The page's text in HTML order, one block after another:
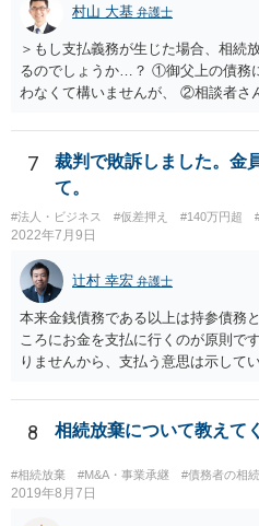
村山 大基 弁護士
＞もし支払義務が生じた場合、相続
るのでしょうか…？ ①御父上の債務
わなくて構いませんが、 ②相談者さ
いないので何とも言えません。 そも
印鑑証明まで用意して推定相続人に
がします。 もし何らかの義務を相続
します。
7
裁判で敗訴しました。金
て。
#法人・ビジネス #仮差押え #140万円超
2022年7月9日
辻村 幸宏 弁護士
本来金銭債務である以上は持参債務
ころにお金を支払に行くのが原則で
りませんから、支払う意思は示して
るかと思います。
8 相続放棄について教えて
#相続放棄 #M&A・事業承継 #債務者の相
2019年8月7日